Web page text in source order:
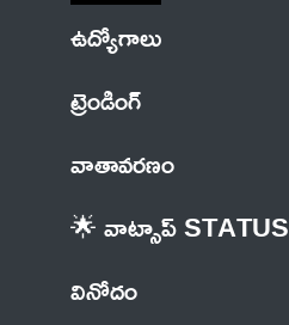
ఉద్యోగాలు
ట్రెండింగ్
వాతావరణం
🌟 వాట్సాప్ STATUS
వినోదం